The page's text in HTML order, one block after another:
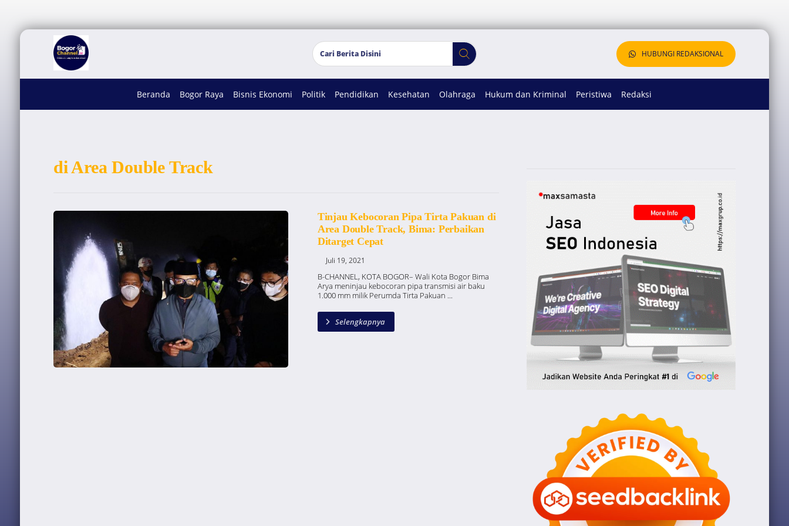
HUBUNGI REDAKSIONAL
Beranda Bogor Raya Bisnis Ekonomi Politik Pendidikan Kesehatan Olahraga Hukum dan Kriminal Peristiwa Redaksi
di Area Double Track
Tinjau Kebocoran Pipa Tirta Pakuan di
Area Double Track, Bima: Perbaikan
Ditarget Cepat
Juli 19, 2021
B-CHANNEL, KOTA BOGOR– Wali Kota Bogor Bima
Arya meninjau kebocoran pipa transmisi air baku
1.000 mm milik Perumda Tirta Pakuan ...
Selengkapnya